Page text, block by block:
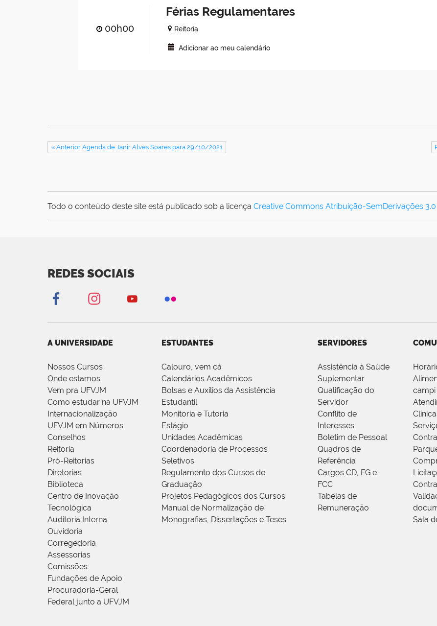
00h00
Férias Regulamentares
Reitoria
Adicionar ao meu calendário
« Anterior Agenda de Janir Alves Soares para 29/10/2021
Todo o conteúdo deste site está publicado sob a licença Creative Commons Atribuição-SemDerivações
REDES SOCIAIS
A UNIVERSIDADE
Nossos Cursos
Onde estamos
Vem pra UFVJM
Como estudar na UFVJM
Internacionalização
UFVJM em Números
Conselhos
Reitoria
Pró-Reitorias
Diretorias
Biblioteca
Centro de Inovação
Tecnológica
Auditoria Interna
Ouvidoria
Corregedoria
Assessorias
Comissões
Fundações de Apoio
Procuradoria-Geral
Federal junto a UFVJM
ESTUDANTES
Calouro, vem cá
Calendários Acadêmicos
Bolsas e Auxílios da Assistência
Estudantil
Monitoria e Tutoria
Estágio
Unidades Acadêmicas
Coordenadoria de Processos
Seletivos
Regulamento dos Cursos de
Graduação
Projetos Pedagógicos dos Cursos
Manual de Normalização de
Monografias, Dissertações e Teses
SERVIDORES
Assistência à Saúde
Suplementar
Qualificação do
Servidor
Conflito de
Interesses
Boletim de Pessoal
Quadros de
Referência
Cargos CD, FG e
FCC
Tabelas de
Remuneração
campi
Sala